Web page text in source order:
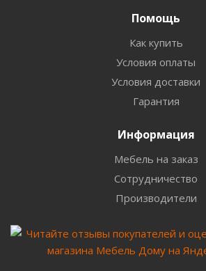
Помощь
Как купить
Условия оплаты
Условия доставки
Гарантия
Информация
Мебель на заказ
Сотрудничество
Производители